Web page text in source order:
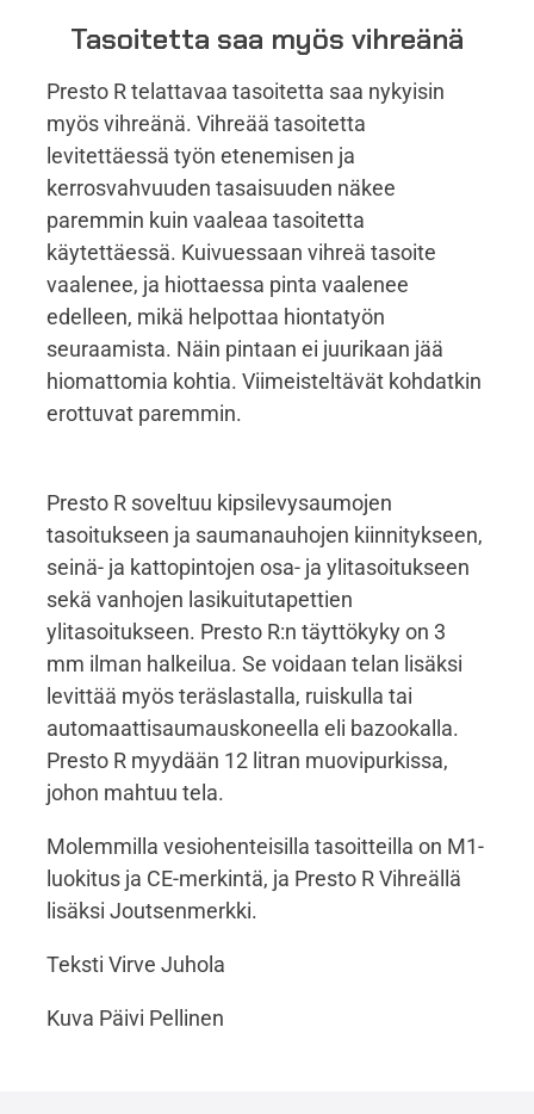
Tasoitetta saa myös vihreänä
Presto R telattavaa tasoitetta saa nykyisin
myös vihreänä. Vihreää tasoitetta
levitettäessä työn etenemisen ja
kerrosvahvuuden tasaisuuden näkee
paremmin kuin vaaleaa tasoitetta
käytettäessä. Kuivuessaan vihreä tasoite
vaalenee, ja hiottaessa pinta vaalenee
edelleen, mikä helpottaa hiontatyön
seuraamista. Näin pintaan ei juurikaan jää
hiomattomia kohtia. Viimeisteltävät kohdatkin
erottuvat paremmin.
Presto R soveltuu kipsilevysaumojen
tasoitukseen ja saumanauhojen kiinnitykseen,
seinä- ja kattopintojen osa- ja ylitasoitukseen
sekä vanhojen lasikuitutapettien
ylitasoitukseen. Presto R:n täyttökyky on 3
mm ilman halkeilua. Se voidaan telan lisäksi
levittää myös teräslastalla, ruiskulla tai
automaattisaumauskoneella eli bazookalla.
Presto R myydään 12 litran muovipurkissa,
johon mahtuu tela.
Molemmilla vesiohenteisilla tasoitteilla on M1-
luokitus ja CE-merkintä, ja Presto R Vihreällä
lisäksi Joutsenmerkki.
Teksti Virve Juhola
Kuva Päivi Pellinen